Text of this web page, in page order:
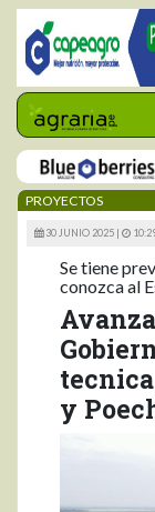
PROYECTOS
30 JUNIO 2025 |
Se tiene
conozca al
y